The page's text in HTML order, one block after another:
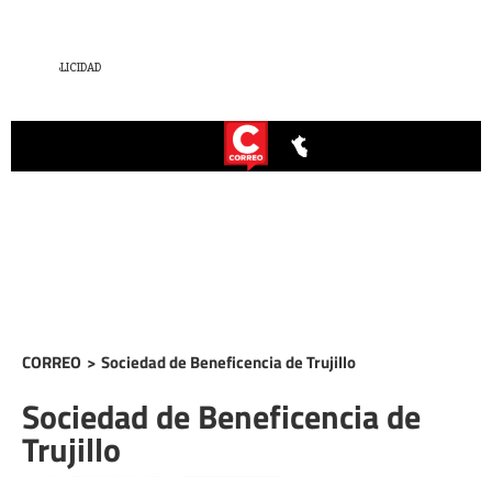
CORREO > Sociedad de Beneficencia de Trujillo
Sociedad de Beneficencia de
Trujillo